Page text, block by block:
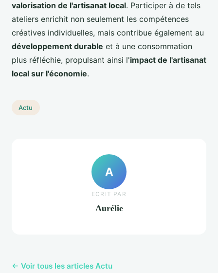
valorisation de l'artisanat local. Participer à de tels
ateliers enrichit non seulement les compétences
créatives individuelles, mais contribue également au
développement durable et à une consommation
plus réfléchie, propulsant ainsi l'impact de l'artisanat
local sur l'économie.
Actu
A
ECRIT PAR
Aurélie
← Voir tous les articles Actu